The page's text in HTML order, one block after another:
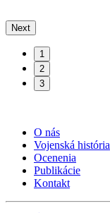
Next
1
2
3
O nás
Vojenská história
Ocenenia
Publikácie
Kontakt